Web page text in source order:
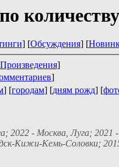
] [Обсуждения] [
Произведения]
]
] [городам] [дням рожд] [
- Москва, Луга; 2021 -
Кижи-Кемь-Соловки;